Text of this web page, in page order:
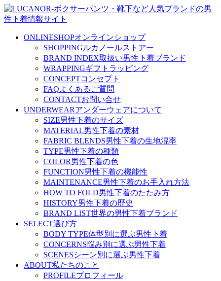
ONLINESHOPオンラインショップ
SHOPPINGルカノールストアー
BRAND INDEX取扱い男性下着ブランド
WRAPPINGギフトラッピング
CONCEPTコンセプト
FAQよくあるご質問
CONTACTお問い合せ
UNDERWEARアンダーウェアについて
SIZE男性下着のサイズ
MATERIAL男性下着の素材
FABRIC BLENDS男性下着の生地混率
TYPE男性下着の種類
COLOR男性下着の色
FUNCTION男性下着の機能性
MAINTENANCE男性下着のお手入れ方法
HOW TO FOLD男性下着のたたみ方
HISTORY男性下着の歴史
BRAND LIST世界の男性下着ブランド
SELECT選び方
BODY TYPE体型別に選ぶ男性下着
CONCERNS悩み別に選ぶ男性下着
SCENESシーン別に選ぶ男性下着
ABOUT私たちのこと
PROFILEプロフィール